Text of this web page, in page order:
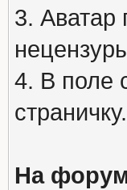
3. Аватар
4. В поле
страничку.
На